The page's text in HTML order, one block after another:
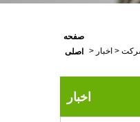
صفحه
اصلی
> اخبار >
اخبار